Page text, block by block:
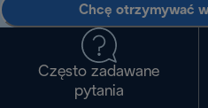
Chcę otrzymywać
Często zadawane
pytania